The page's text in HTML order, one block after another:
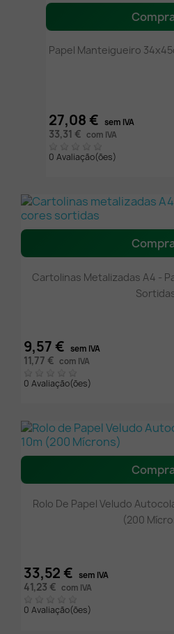
Papel Manteigueiro
27,08 € sem IVA
33,31 € com IVA
0 Avaliação(ões)
Cartolinas Metalizadas A4 -
9,57 € sem IVA
11,77 € com IVA
0 Avaliação(ões)
Rolo De Papel Veludo
(200
33,52 € sem IVA
41,23 € com IVA
0 Avaliação(ões)